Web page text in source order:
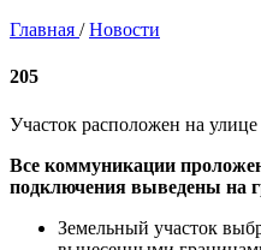
Главная / Новости
205
Участок расположен на улице
Все коммуникации
подключения выведены на
Земельный участок